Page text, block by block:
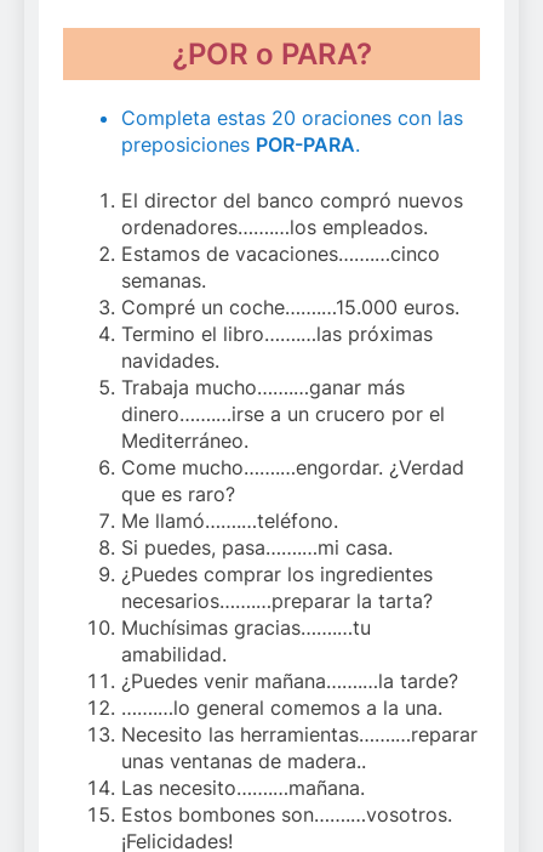
¿POR o PARA?
Completa estas 20 oraciones con las
preposiciones POR-PARA.
El director del banco compró nuevos
ordenadores…….…los empleados.
Estamos de vacaciones…….…cinco
semanas.
Compré un coche…….…15.000 euros.
Termino el libro…….…las próximas
navidades.
Trabaja mucho…….…ganar más
dinero…….…irse a un crucero por el
Mediterráneo.
Come mucho…….…engordar. ¿Verdad
que es raro?
Me llamó…….…teléfono.
Si puedes, pasa…….…mi casa.
¿Puedes comprar los ingredientes
necesarios…….…preparar la tarta?
Muchísimas gracias…….…tu
amabilidad.
¿Puedes venir mañana…….…la tarde?
…….…lo general comemos a la una.
Necesito las herramientas…….…reparar
unas ventanas de madera..
Las necesito…….…mañana.
Estos bombones son…….…vosotros.
¡Felicidades!